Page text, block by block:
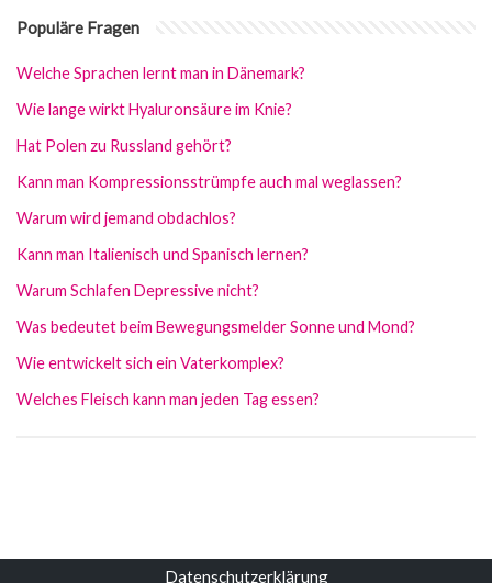
Populäre Fragen
Welche Sprachen lernt man in Dänemark?
Wie lange wirkt Hyaluronsäure im Knie?
Hat Polen zu Russland gehört?
Kann man Kompressionsstrümpfe auch mal weglassen?
Warum wird jemand obdachlos?
Kann man Italienisch und Spanisch lernen?
Warum Schlafen Depressive nicht?
Was bedeutet beim Bewegungsmelder Sonne und Mond?
Wie entwickelt sich ein Vaterkomplex?
Welches Fleisch kann man jeden Tag essen?
Datenschutzerklärung